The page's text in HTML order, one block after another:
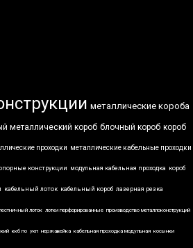
металлические короба
металлический короб блочный короб короб
проходки металлические кабельные проходки
конструкции модульная кабельная проходка короб
кабельный лоток кабельный короб лазерная резка
лоток лотки перфорированные производство металлоконструкций
ккб по укп нержавейка кабельная проходка модульная косынки